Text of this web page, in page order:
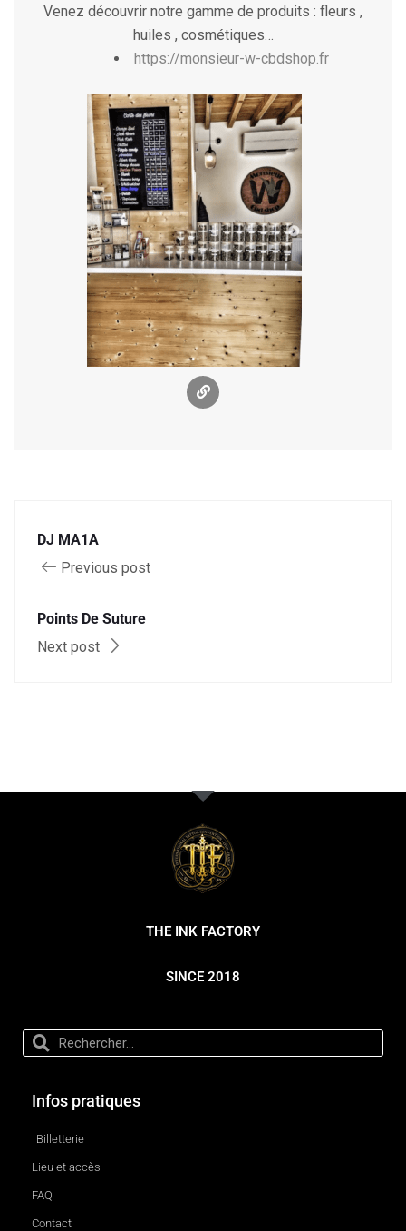
Venez découvrir notre gamme de produits : fleurs ,
huiles , cosmétiques…
https://monsieur-w-cbdshop.fr
DJ MA1A
Previous post
Points De Suture
Next post
THE INK FACTORY
SINCE 2018
Infos pratiques
Billetterie
Lieu et accès
FAQ
Contact